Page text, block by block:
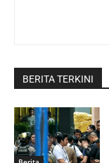
BERITA TERKINI